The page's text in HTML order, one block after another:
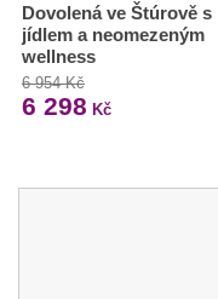
Dovolená ve Štúrově s
jídlem a neomezeným
wellness
6 954 Kč
6 298 Kč